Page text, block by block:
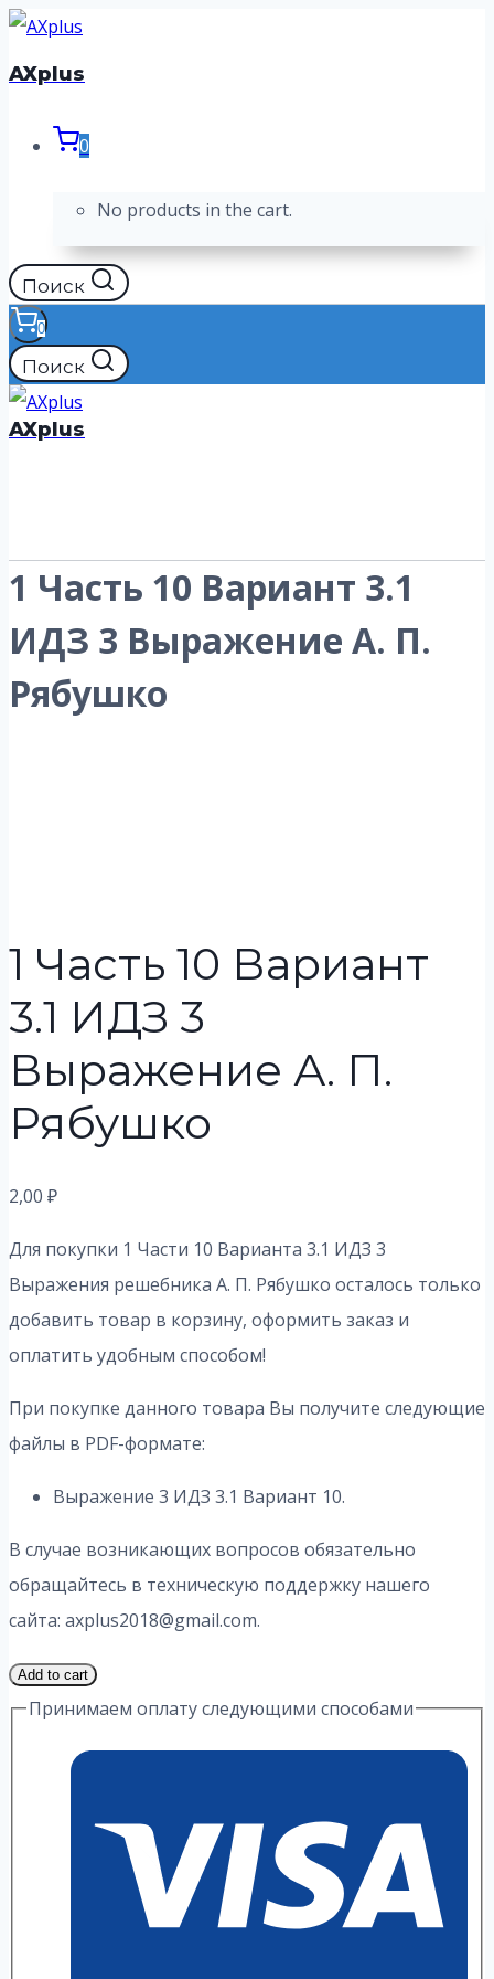
Перейти
к
AXplus
0
No products in the cart.
Поиск
0
Поиск
AXplus
1 Часть 10 Вариант 3.1
ИДЗ 3 Выражение А. П.
Рябушко
1 Часть 10 Вариант
3.1 ИДЗ 3
Выражение А. П.
Рябушко
2,00 ₽
Для покупки 1 Части 10 Варианта 3.1 ИДЗ 3
Выражения решебника А. П. Рябушко осталось только
добавить товар в корзину, оформить заказ и
оплатить удобным способом!
При покупке данного товара Вы получите следующие
файлы в PDF-формате:
Выражение 3 ИДЗ 3.1 Вариант 10.
В случае возникающих вопросов обязательно
обращайтесь в техническую поддержку нашего
сайта: axplus2018@gmail.com.
1
Часть
Add to cart
Принимаем оплату следующими способами